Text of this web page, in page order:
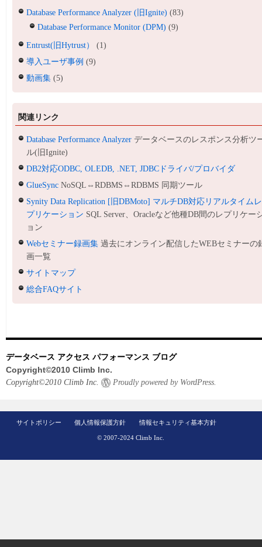
Database Performance Analyzer (旧Ignite) (83)
Database Performance Monitor (DPM) (9)
Entrust(旧Hytrust）
(1)
導入ユーザ事例 (9)
動画集 (5)
関連リンク
Database Performance Analyzer データベースのレスポンス分析ツ
ル(旧Ignite)
DB2対応ODBC, OLEDB, .NET, JDBCドライバ/プロバイダ
GlueSync NoSQL⇔RDBMS⇔RDBMS 同期ツール
Synity Data Replication [旧DBMoto] マルチDB対応リアルタイムレ
プリケーション SQL Server、Oracleなど他種DB間のレプリケー
ョン
Webセミナー録画集 過去にオンライン配信したWEBセミナーの
画一覧
サイトマップ
総合FAQサイト
データベース アクセス パフォーマンス ブログ
Copyright©2010 Climb Inc.
Copyright©2010 Climb Inc. Proudly powered by WordPress.
サイトポリシー 個人情報保護方針 情報セキュリティ基本方針
© 2007-2024 Climb Inc.